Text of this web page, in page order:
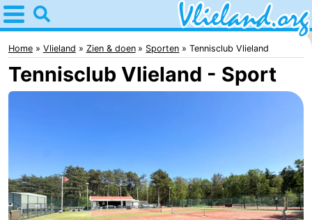
Home
Vlieland
Tips
Overnachten
Appartementen
Home Vlieland Zien & doen Sporten Tennisclub Vlieland
Tennisclub Vlieland - Sport